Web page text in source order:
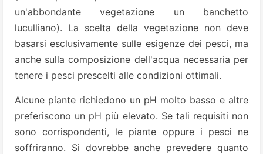
un'abbondante vegetazione un banchetto
luculliano). La scelta della vegetazione non deve
basarsi esclusivamente sulle esigenze dei pesci, ma
anche sulla composizione dell'acqua necessaria per
tenere i pesci prescelti alle condizioni ottimali.
Alcune piante richiedono un pH molto basso e altre
preferiscono un pH più elevato. Se tali requisiti non
sono corrispondenti, le piante oppure i pesci ne
soffriranno. Si dovrebbe anche prevedere quanto